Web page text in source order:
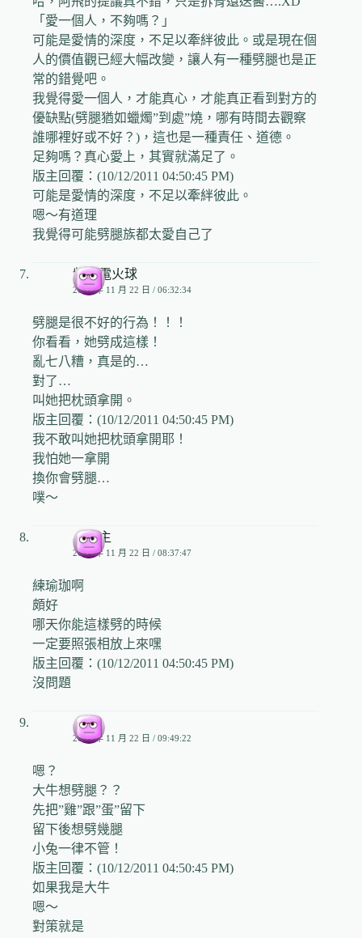
「愛一個人，不夠嗎？」
可能是愛情的深度，不足以牽絆彼此。或是現在個
人的價值觀已經大幅改變，讓人有一種劈腿也是正
常的錯覺吧。
我覺得愛一個人，才能真心，才能真正看到對方的
優缺點(劈腿猶如蠟燭”到處”燒，哪有時間去觀察
誰哪裡好或不好？)，這也是一種責任、道德。
足夠嗎？真心愛上，其實就滿足了。
版主回覆：(10/12/2011 04:50:45 PM)
可能是愛情的深度，不足以牽絆彼此。
嗯～有道理
我覺得可能劈腿族都太愛自己了
紫青電火球
2006 年 11 月 22 日 / 06:32:34
劈腿是很不好的行為！！！
你看看，她劈成這樣！
亂七八糟，真是的…
對了…
叫她把枕頭拿開。
版主回覆：(10/12/2011 04:50:45 PM)
我不敢叫她把枕頭拿開耶！
我怕她一拿開
換你會劈腿…
噗～
小公主
2006 年 11 月 22 日 / 08:37:47
練瑜珈啊
頗好
哪天你能這樣劈的時候
一定要照張相放上來嘿
版主回覆：(10/12/2011 04:50:45 PM)
沒問題
小兔
2006 年 11 月 22 日 / 09:49:22
嗯？
大牛想劈腿？？
先把”雞”跟”蛋”留下
留下後想劈幾腿
小兔一律不管！
版主回覆：(10/12/2011 04:50:45 PM)
如果我是大牛
嗯～
對策就是